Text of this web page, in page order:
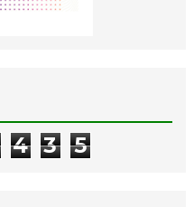
4 3 5